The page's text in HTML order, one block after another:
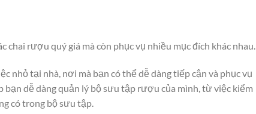
rượu quý giá mà còn phục vụ nhiều mục đích khác nhau.
nhỏ tại nhà, nơi mà bạn có thể dễ dàng tiếp cận và phục vụ
dễ dàng quản lý bộ sưu tập rượu của mình, từ việc kiểm
có trong bộ sưu tập.